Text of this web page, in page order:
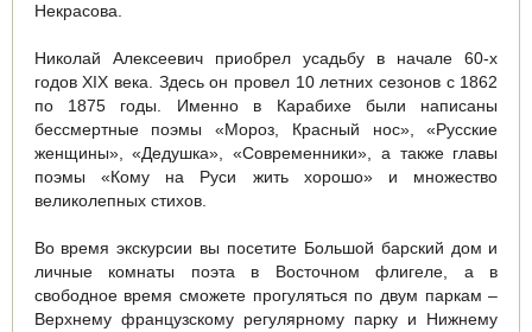
Некрасова.
Николай Алексеевич приобрел усадьбу в начале 60-х
годов XIX века. Здесь он провел 10 летних сезонов с 1862
по 1875 годы. Именно в Карабихе были написаны
бессмертные поэмы «Мороз, Красный нос», «Русские
женщины», «Дедушка», «Современники», а также главы
поэмы «Кому на Руси жить хорошо» и множество
великолепных стихов.
Во время экскурсии вы посетите Большой барский дом и
личные комнаты поэта в Восточном флигеле, а в
свободное время сможете прогуляться по двум паркам –
Верхнему французскому регулярному парку и Нижнему